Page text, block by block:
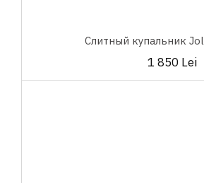
Слитный купальник
1 850 Lei